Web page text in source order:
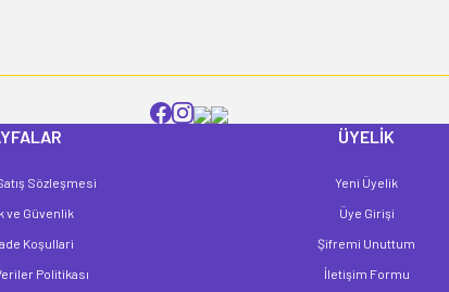
Sözleşmesi
ve Güvenlik
Koşullari
Politikası
ÜYELİK
Yeni Üyelik
Üye Girişi
Şifremi Unuttum
İletişim Formu